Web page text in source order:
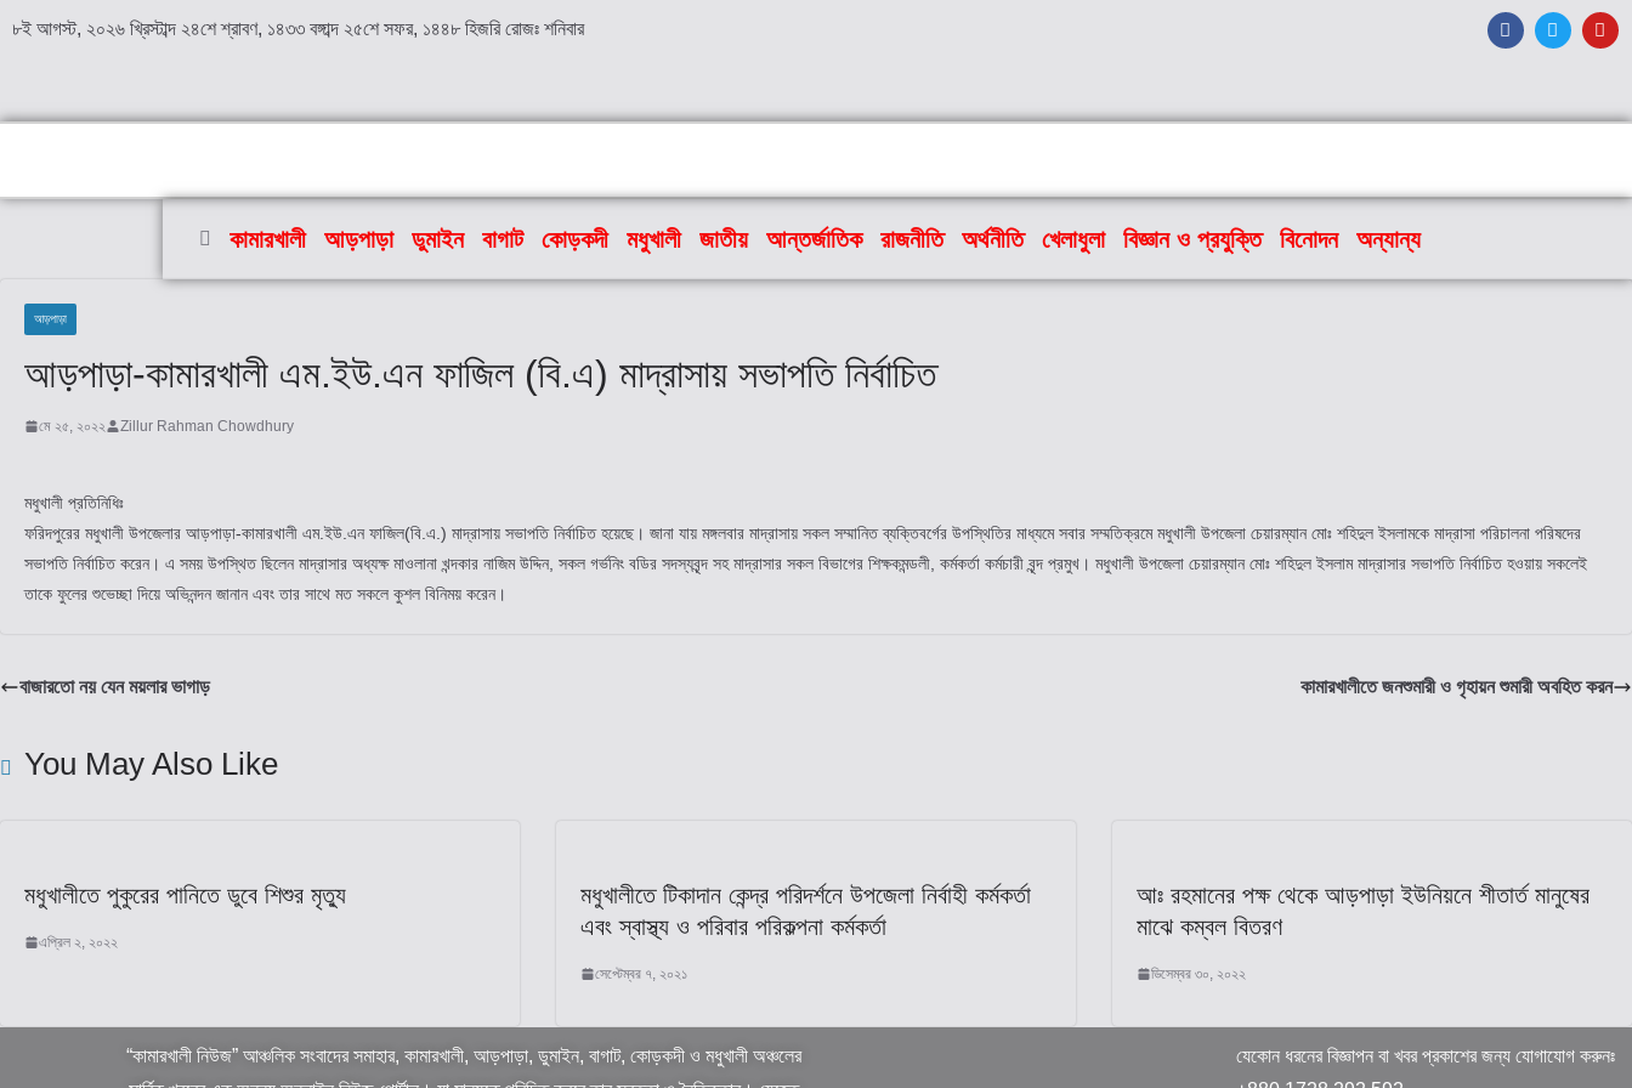
৮ই আগস্ট, ২০২৬ খ্রিস্টাব্দ ২৪শে শ্রাবণ, ১৪৩৩ বঙ্গাব্দ ২৫শে সফর, ১৪৪৮ হিজরি রোজঃ শনিবার
কামারখালী আড়পাড়া ডুমাইন বাগাট কোড়কদী মধুখালী জাতীয় আন্তর্জাতিক রাজনীতি অর্থনীতি খেলাধুলা বিজ্ঞান ও প্রযুক্তি বিনোদন অন্যান্য
আড়পাড়া
আড়পাড়া-কামারখালী এম.ইউ.এন ফাজিল (বি.এ) মাদ্রাসায় সভাপতি নির্বাচিত
মে ২৫, ২০২২ Zillur Rahman Chowdhury
মধুখালী প্রতিনিধিঃ
ফরিদপুরের মধুখালী উপজেলার আড়পাড়া-কামারখালী এম.ইউ.এন ফাজিল(বি.এ.) মাদ্রাসায় সভাপতি নির্বাচিত হয়েছে। জানা যায় মঙ্গলবার মাদ্রাসায় সকল সম্মানিত ব্যক্তিবর্গের উপস্থিতির মাধ্যমে সবার সম্মতিক্রমে মধুখালী উপজেলা চেয়ারম্যান মোঃ শহিদুল ইসলামকে মাদ্রাসা পরিচালনা পরিষদের
সভাপতি নির্বাচিত করেন। এ সময় উপস্থিত ছিলেন মাদ্রাসার অধ্যক্ষ মাওলানা খন্দকার নাজিম উদ্দিন, সকল গর্ভনিং বডির সদস্যবৃন্দ সহ মাদ্রাসার সকল বিভাগের শিক্ষকমন্ডলী, কর্মকর্তা কর্মচারী বৃন্দ প্রমুখ। মধুখালী উপজেলা চেয়ারম্যান মোঃ শহিদুল ইসলাম মাদ্রাসার সভাপতি নির্বাচিত হওয়ায় সকলেই
তাকে ফুলের শুভেচ্ছা দিয়ে অভিনন্দন জানান এবং তার সাথে মত সকলে কুশল বিনিময় করেন।
বাজারতো নয় যেন ময়লার ভাগাড় কামারখালীতে জনশুমারী ও গৃহায়ন শুমারী অবহিত করন
You May Also Like
মধুখালীতে পুকুরের পানিতে ডুবে শিশুর মৃত্যু
এপ্রিল ২, ২০২২
মধুখালীতে টিকাদান কেন্দ্র পরিদর্শনে উপজেলা নির্বাহী কর্মকর্তা
এবং স্বাস্থ্য ও পরিবার পরিকল্পনা কর্মকর্তা
সেপ্টেম্বর ৭, ২০২১
আঃ রহমানের পক্ষ থেকে আড়পাড়া ইউনিয়নে শীতার্ত মানুষের
মাঝে কম্বল বিতরণ
ডিসেম্বর ৩০, ২০২২
“কামারখালী নিউজ” আঞ্চলিক সংবাদের সমাহার, কামারখালী, আড়পাড়া, ডুমাইন, বাগাট, কোড়কদী ও মধুখালী অঞ্চলের
যেকোন ধরনের বিজ্ঞাপন বা খবর প্রকাশের জন্য যোগাযোগ করুনঃ